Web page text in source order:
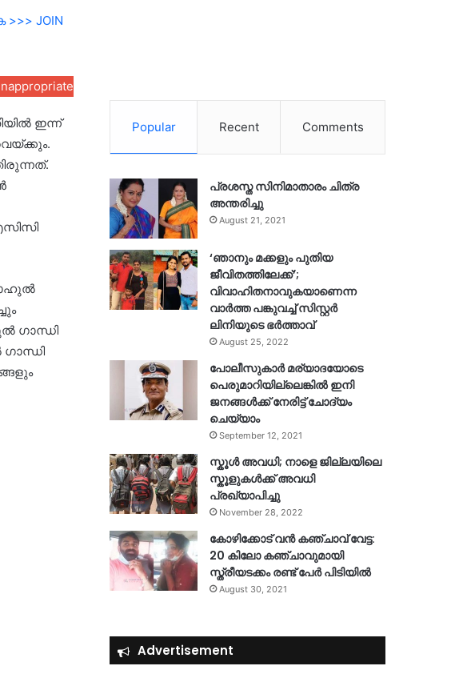
JOIN
ഇന്ന്
ഗാന്ധി
Popular Recent Comments
പ്രശസ്ത സിനിമാതാരം ചിത്ര
അന്തരിച്ചു
August 21, 2021
‘ഞാനും മക്കളും പുതിയ
ജീവിതത്തിലേക്ക്’;
വിവാഹിതനാവുകയാണെന്ന
വാർത്ത പങ്കുവച്ച് സിസ്റ്റർ
ലിനിയുടെ ഭർത്താവ്
August 25, 2022
പോലീസുകാര്‍ മര്യാദയോടെ
പെരുമാറിയില്ലെങ്കില്‍ ഇനി
ജനങ്ങള്‍ക്ക് നേരിട്ട് ചോദ്യം
ചെയ്യാം
September 12, 2021
സ്കൂൾ അവധി; നാളെ ജില്ലയിലെ
സ്കൂളുകൾക്ക് അവധി
പ്രഖ്യാപിച്ചു
November 28, 2022
കോഴിക്കോട് വൻ കഞ്ചാവ് വേട്ട:
20 കിലോ കഞ്ചാവുമായി
സ്ത്രീയടക്കം രണ്ട് പേർ പിടിയിൽ
August 30, 2021
Advertisement